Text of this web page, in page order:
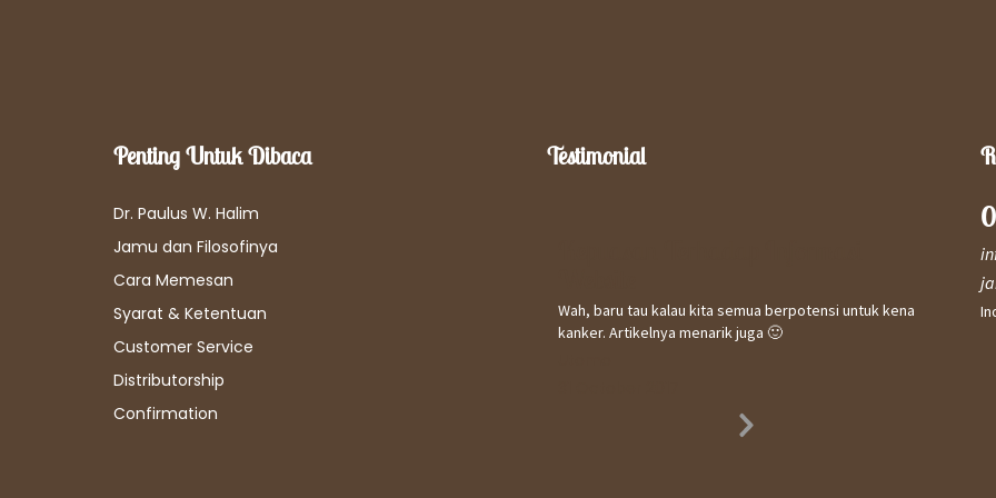
Penting Untuk Dibaca
Dr. Paulus W. Halim
Jamu dan Filosofinya
Cara Memesan
Syarat & Ketentuan
Customer Service
Distributorship
Confirmation
Testimonial
Wah, baru tau kalau kita semua berpotensi untuk kena
kanker. Artikelnya menarik juga 🙂